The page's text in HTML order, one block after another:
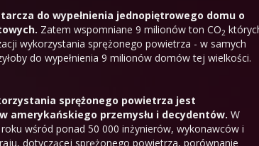
do wypełnienia jednopiętrowego domu o
Zatem wspomniane 9 milionów ton CO2
wykorzystania sprężonego powietrza - w samych
do wypełnienia 9 milionów domów tej wielkości.
sprężonego powietrza jest
amerykańskiego przemysłu i decydentów. W
wśród ponad 50 000 inżynierów, wykonawców i
dotyczącej sprężonego powietrza, porównanie